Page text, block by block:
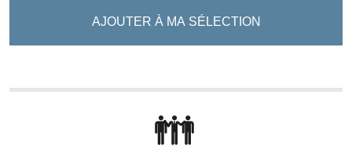
AJOUTER À MA SÉLECTION